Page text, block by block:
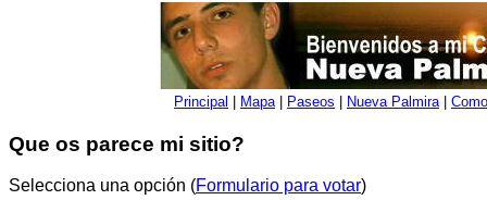
Principal Mapa| Paseos Nueva Palmira|
Que os parece mi sitio?
Selecciona una opción (Formulario para votar)